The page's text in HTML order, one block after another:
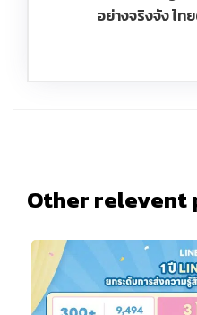
อย่างจริงจัง ไท
Other relevent